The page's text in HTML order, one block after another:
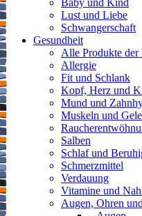
Baby und Kind
Lust und Liebe
Schwangerschaft
Gesundheit
Alle Produkte der
Allergie
Fit und Schlank
Kopf, Herz und
Mund und
Muskeln und
Salben
Schlaf und
Schmerzmittel
Verdauung
Vitamine und
Augen, Ohren